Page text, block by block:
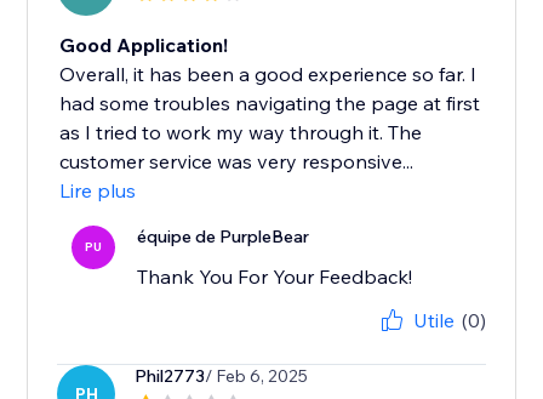
Good Application!
Overall, it has been a good experience so far. I
had some troubles navigating the page at first
as I tried to work my way through it. The
customer service was very responsive...
Lire plus
PU équipe de PurpleBear
Thank You For Your Feedback!
Utile (0)
PH
Phil2773/ Feb 6, 2025